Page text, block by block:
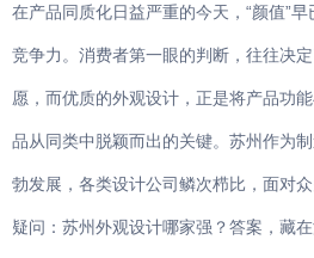
医疗器械
园林工具
智能家电
在产品同质化日益严重的今天，“颜值”
竞争力。消费者第一眼的判断，往往决
愿，而优质的外观设计，正是将产品功
品从同类中脱颖而出的关键。苏州作为
勃发展，各类设计公司鳞次栉比，面对
疑问：苏州外观设计哪家强？答案，藏